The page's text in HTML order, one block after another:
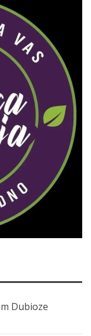
Dubioze